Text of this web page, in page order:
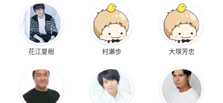
花江夏樹 村瀬歩 大塚芳忠